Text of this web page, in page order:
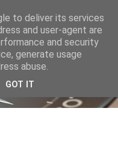
to deliver its services
and user-agent are
and security
generate usage
abuse.
GOT IT